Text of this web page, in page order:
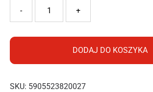
ilość DORFORM PODSTAWKA 11,5CM MIX
+
-
DODAJ DO KOSZYKA
SKU: 5905523820027